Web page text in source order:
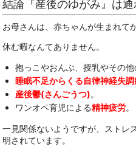
結論『産後のゆがみ』は
お母さんは、赤ちゃんが生まれて
休む暇なんてありません。
抱っこやおんぶ、授乳やその
睡眠不足からくる自律神経失調
産後鬱(さんごうつ)。
ワンオペ育児による精神疲労。
一見関係ないようですが、ストレ
明されています。